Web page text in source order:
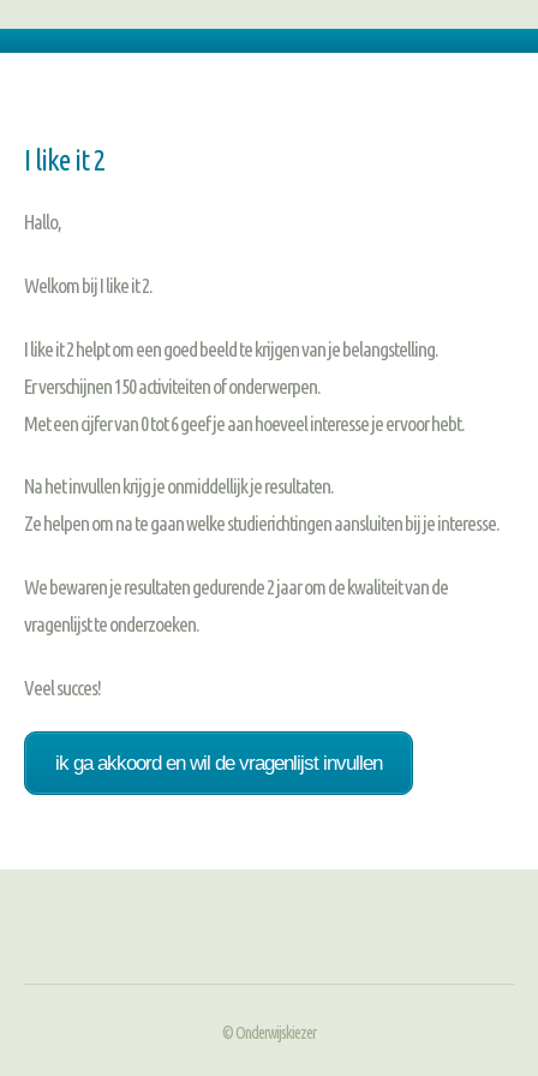
I like it 2
Hallo,
Welkom bij I like it 2.
I like it 2 helpt om een goed beeld te krijgen van je belangstelling.
Er verschijnen 150 activiteiten of onderwerpen.
Met een cijfer van 0 tot 6 geef je aan hoeveel interesse je ervoor hebt.
Na het invullen krijg je onmiddellijk je resultaten.
Ze helpen om na te gaan welke studierichtingen aansluiten bij je interesse.
We bewaren je resultaten gedurende 2 jaar om de kwaliteit van de
vragenlijst te onderzoeken.
Veel succes!
© Onderwijskiezer